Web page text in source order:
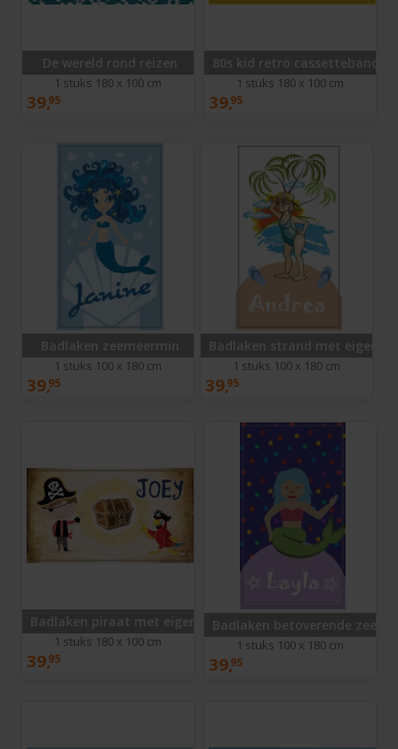
De wereld rond reizen
1 stuks 180 x 100 cm
39,95
80s kid retro cassettebandje
1 stuks 180 x 100 cm
39,95
Badlaken zeemeermin
1 stuks 100 x 180 cm
39,95
Badlaken strand met eigen
1 stuks 100 x 180 cm
39,95
Badlaken piraat met eigen naam
1 stuks 180 x 100 cm
39,95
Badlaken betoverende
1 stuks 100 x 180 cm
39,95